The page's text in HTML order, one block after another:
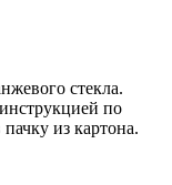
стекла.
по
из картона.